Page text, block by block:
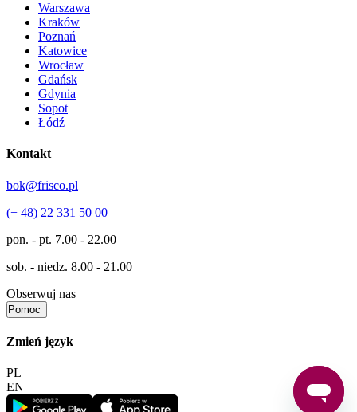
Warszawa
Kraków
Poznań
Katowice
Wrocław
Gdańsk
Gdynia
Sopot
Łódź
Kontakt
bok@frisco.pl
(+ 48) 22 331 50 00
pon. - pt. 7.00 - 22.00
sob. - niedz. 8.00 - 21.00
Obserwuj nas
Pomoc
Zmień język
PL
EN